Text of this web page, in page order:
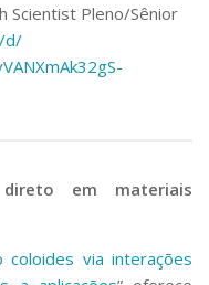
Scientist Pleno/Sênior
d/
em materiais
coloides via interações